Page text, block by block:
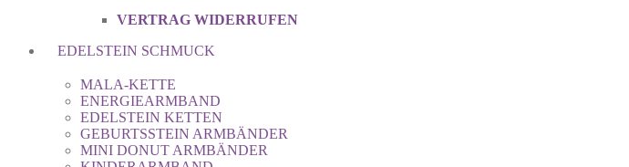
VERTRAG WIDERRUFEN
EDELSTEIN SCHMUCK
MALA-KETTE
ENERGIEARMBAND
EDELSTEIN KETTEN
GEBURTSSTEIN ARMBÄNDER
MINI DONUT ARMBÄNDER